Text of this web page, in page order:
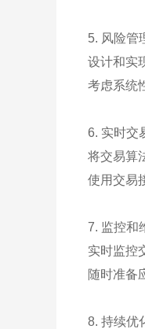
5. 风险管
设计和实
考虑系统
6. 实时交
将交易算
使用交易
7. 监控和
实时监控
随时准备
8. 持续优